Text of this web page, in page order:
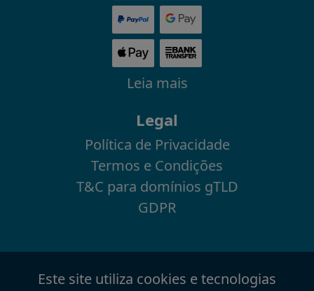
Leia mais
Legal
Política de Privacidade
Termos e Condições
T&C para domínios gTLD
GDPR
Este site utiliza cookies e tecnologias